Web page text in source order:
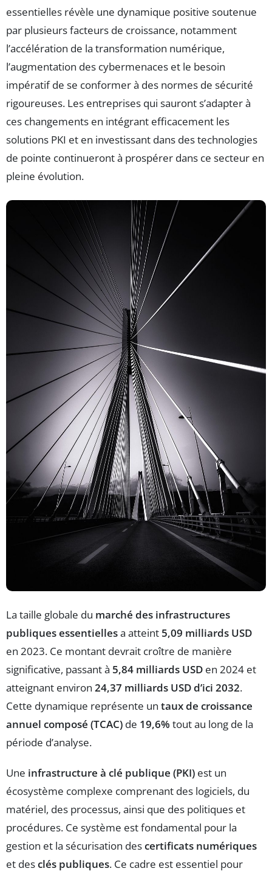
essentielles révèle une dynamique positive soutenue
par plusieurs facteurs de croissance, notamment
l’accélération de la transformation numérique,
l’augmentation des cybermenaces et le besoin
impératif de se conformer à des normes de sécurité
rigoureuses. Les entreprises qui sauront s’adapter à
ces changements en intégrant efficacement les
solutions PKI et en investissant dans des technologies
de pointe continueront à prospérer dans ce secteur en
pleine évolution.
La taille globale du marché des infrastructures
publiques essentiellesa atteint 5,09 milliards USD
en 2023. Ce montant devrait croître de manière
significative, passant à 5,84 milliards USD en 2024 et
atteignant environ 24,37 milliards USD d’ici 2032.
Cette dynamique représente un taux de croissance
annuel composé (TCAC) de 19,6% tout au long de la
période d’analyse.
Une infrastructure à clé publique (PKI) est un
écosystème complexe comprenant des logiciels, du
matériel, des processus, ainsi que des politiques et
procédures. Ce système est fondamental pour la
gestion et la sécurisation descertificats numériques
et desclés publiques. Ce cadre est essentiel pour